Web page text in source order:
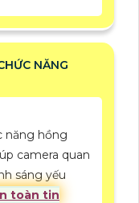
NĂNG
năng hồng
camera quan
sáng yếu
toàn tin